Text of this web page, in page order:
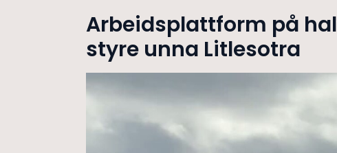
Arbeidsplattform på
styre unna Litlesotra